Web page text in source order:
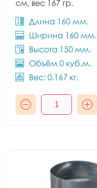
см, вес 167 гр.
Длина 160 мм.
Ширина 160 мм.
Высота 150 мм.
Объём 0 куб.м.
Вес: 0.167 кг.